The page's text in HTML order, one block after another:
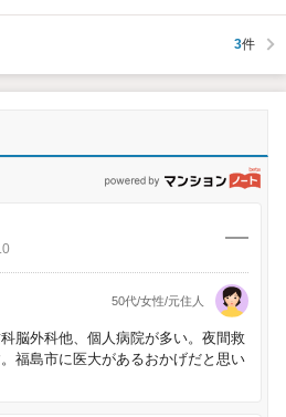
3件
50代/女性/元住人
脳外科他、個人病院が多い。夜間救
福島市に医大があるおかげだと思い